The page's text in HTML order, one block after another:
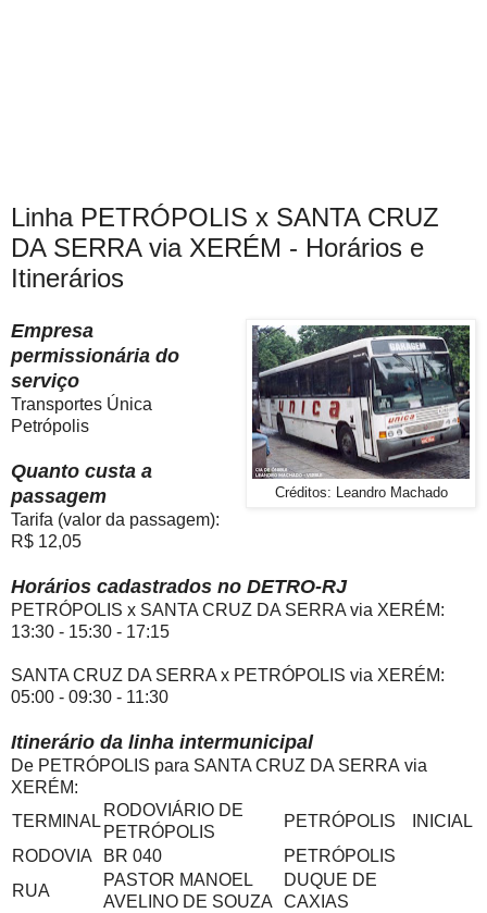
Linha PETRÓPOLIS x SANTA CRUZ
DA SERRA via XERÉM - Horários e
Itinerários
Créditos: Leandro Machado
Empresa
permissionária do
serviço
Transportes Única
Petrópolis
Quanto custa a
passagem
Tarifa (valor da passagem):
R$ 12,05
Horários cadastrados no DETRO-RJ
PETRÓPOLIS x SANTA CRUZ DA SERRA via XERÉM:
13:30 - 15:30 - 17:15
SANTA CRUZ DA SERRA x PETRÓPOLIS via XERÉM:
05:00 - 09:30 - 11:30
Itinerário da linha intermunicipal
De PETRÓPOLIS para SANTA CRUZ DA SERRA via
XERÉM:
TERMINAL
RODOVIÁRIO DE
PETRÓPOLIS
PETRÓPOLIS
INICIAL
RODOVIA
BR 040
PETRÓPOLIS
RUA
PASTOR MANOEL
AVELINO DE SOUZA
DUQUE DE
CAXIAS